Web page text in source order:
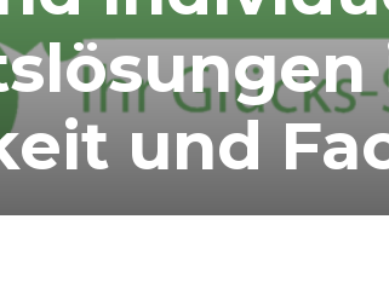
und